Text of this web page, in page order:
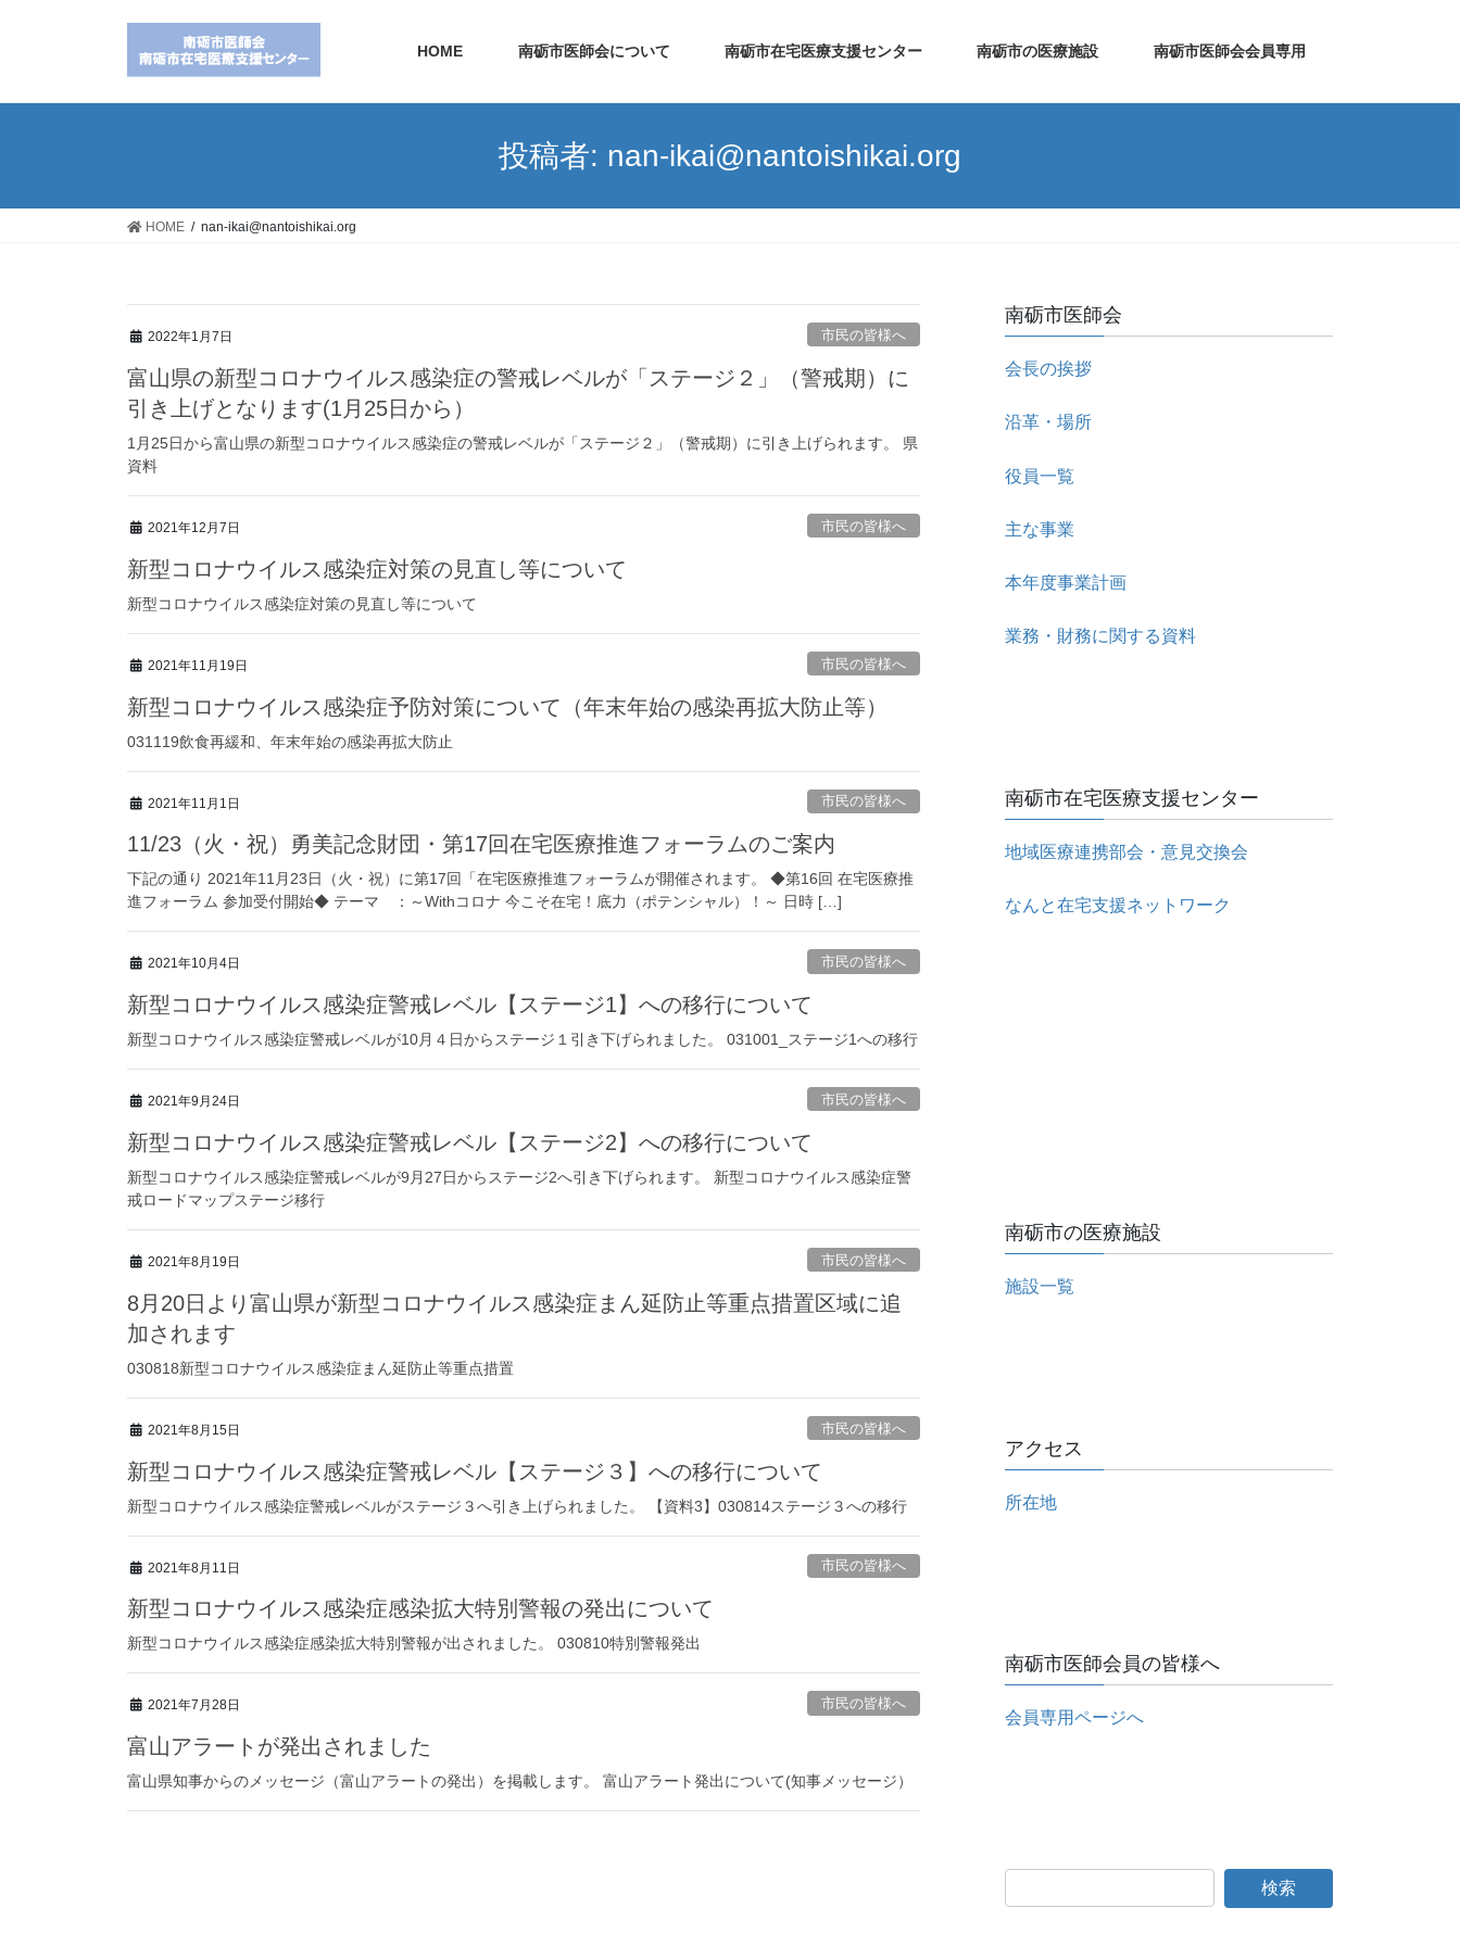
HOME 南砺市医師会について 南砺市在宅医療支援センター 南砺市の医療施設 南砺市医師会会員専用
投稿者: nan-ikai@nantoishikai.org
HOME nan-ikai@nantoishikai.org
2022年1月7日 市民の皆様へ
富山県の新型コロナウイルス感染症の警戒レベルが「ステージ２」（警戒期）に
引き上げとなります(1月25日から）
1月25日から富山県の新型コロナウイルス感染症の警戒レベルが「ステージ２」（警戒期）に引き上げられます。 県
資料
2021年12月7日 市民の皆様へ
新型コロナウイルス感染症対策の見直し等について
新型コロナウイルス感染症対策の見直し等について
2021年11月19日 市民の皆様へ
新型コロナウイルス感染症予防対策について（年末年始の感染再拡大防止等）
031119飲食再緩和、年末年始の感染再拡大防止
2021年11月1日 市民の皆様へ
11/23（火・祝）勇美記念財団・第17回在宅医療推進フォーラムのご案内
下記の通り 2021年11月23日（火・祝）に第17回「在宅医療推進フォーラムが開催されます。 ◆第16回 在宅医療推
進フォーラム 参加受付開始◆ テーマ ：～Withコロナ 今こそ在宅！底力（ポテンシャル）！～ 日時 […]
2021年10月4日 市民の皆様へ
新型コロナウイルス感染症警戒レベル【ステージ1】への移行について
新型コロナウイルス感染症警戒レベルが10月４日からステージ１引き下げられました。 031001_ステージ1への移行
2021年9月24日 市民の皆様へ
新型コロナウイルス感染症警戒レベル【ステージ2】への移行について
新型コロナウイルス感染症警戒レベルが9月27日からステージ2へ引き下げられます。 新型コロナウイルス感染症警
戒ロードマップステージ移行
2021年8月19日 市民の皆様へ
8月20日より富山県が新型コロナウイルス感染症まん延防止等重点措置区域に追
加されます
030818新型コロナウイルス感染症まん延防止等重点措置
2021年8月15日 市民の皆様へ
新型コロナウイルス感染症警戒レベル【ステージ３】への移行について
新型コロナウイルス感染症警戒レベルがステージ３へ引き上げられました。 【資料3】030814ステージ３への移行
2021年8月11日 市民の皆様へ
新型コロナウイルス感染症感染拡大特別警報の発出について
新型コロナウイルス感染症感染拡大特別警報が出されました。 030810特別警報発出
2021年7月28日 市民の皆様へ
富山アラートが発出されました
富山県知事からのメッセージ（富山アラートの発出）を掲載します。 富山アラート発出について(知事メッセージ）
南砺市医師会
会長の挨拶
沿革・場所
役員一覧
主な事業
本年度事業計画
業務・財務に関する資料
南砺市在宅医療支援センター
地域医療連携部会・意見交換会
なんと在宅支援ネットワーク
南砺市の医療施設
施設一覧
アクセス
所在地
南砺市医師会員の皆様へ
会員専用ページへ